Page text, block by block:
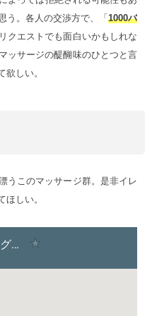
う。各人の交渉方で、「1000バ
クエストでも面白いかもしれな
ッサージの醍醐味のひとつと言
しい。
うこのマッサージ群。是非イレ
しい。